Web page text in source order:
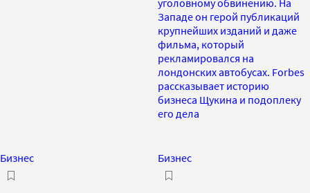
Западе он герой публикаций
крупнейших изданий и даже
фильма, который
рекламировался на
лондонских автобусах. Forbes
рассказывает историю
бизнеса Щукина и подоплеку
его дела
Бизнес Бизнес